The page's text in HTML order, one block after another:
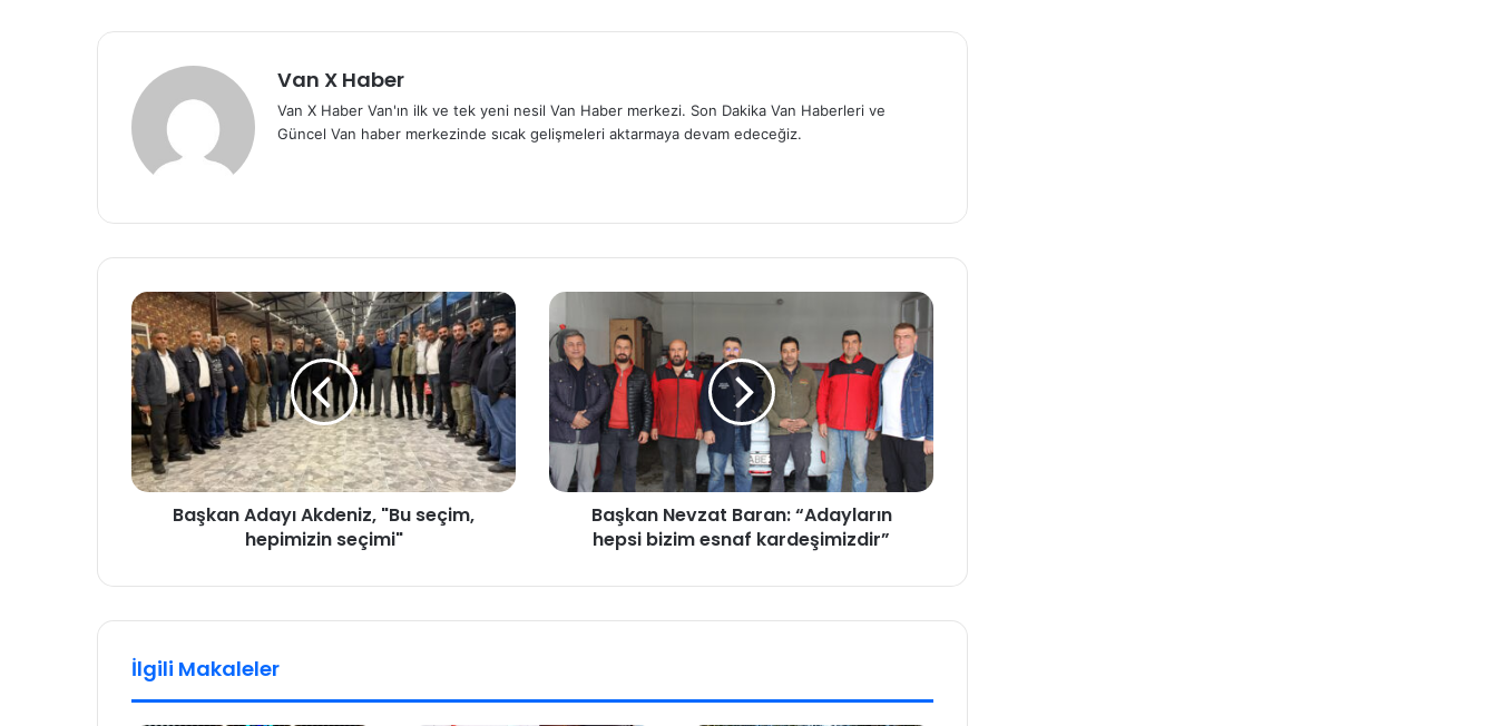
Van X Haber
Van X Haber Van'ın ilk ve tek yeni nesil Van Haber merkezi. Son Dakika Van Haberleri ve
Güncel Van haber merkezinde sıcak gelişmeleri aktarmaya devam edeceğiz.
Başkan Adayı Akdeniz, "Bu seçim,
hepimizin seçimi"
Başkan Nevzat Baran: “Adayların
hepsi bizim esnaf kardeşimizdir”
İlgili Makaleler